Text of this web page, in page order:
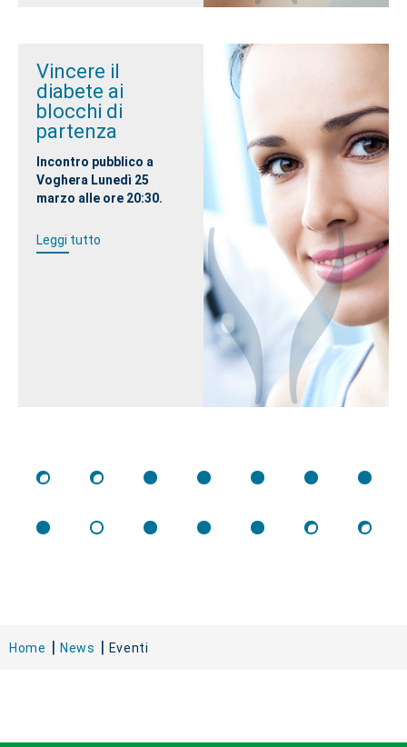
Vincere il
diabete ai
blocchi di
partenza
Incontro pubblico a
Voghera Lunedì 25
marzo alle ore 20:30.
Leggi tutto
Home News Eventi